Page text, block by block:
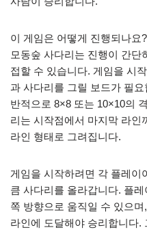
이 게임은 어떻게 진행되나요?
모동숲 사다리는 진행이 간단
접할 수 있습니다. 게임을 시
과 사다리를 그릴 보드가 필
반적으로 8×8 또는 10×10의
리는 시작점에서 마지막 라인
라인 형태로 그려집니다.
게임을 시작하려면 각 플레이
큼 사다리를 올라갑니다. 플
쪽 방향으로 움직일 수 있으
라인에 도달해야 승리합니다.